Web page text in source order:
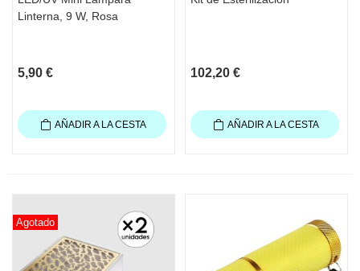
Linterna, 9 W, Rosa
5,90 €
AÑADIR A LA CESTA
102,20 €
AÑADIR A LA CESTA
Agotado